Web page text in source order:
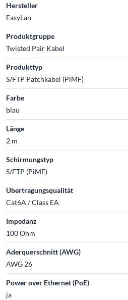
Hersteller
EasyLan
Produktgruppe
Twisted Pair Kabel
Produkttyp
S/FTP Patchkabel (PiMF)
Farbe
blau
Länge
2 m
Schirmungstyp
S/FTP (PiMF)
Übertragungsqualität
Cat6A / Class EA
Impedanz
100 Ohm
Aderquerschnitt (AWG)
AWG 26
Power over Ethernet (PoE)
ja